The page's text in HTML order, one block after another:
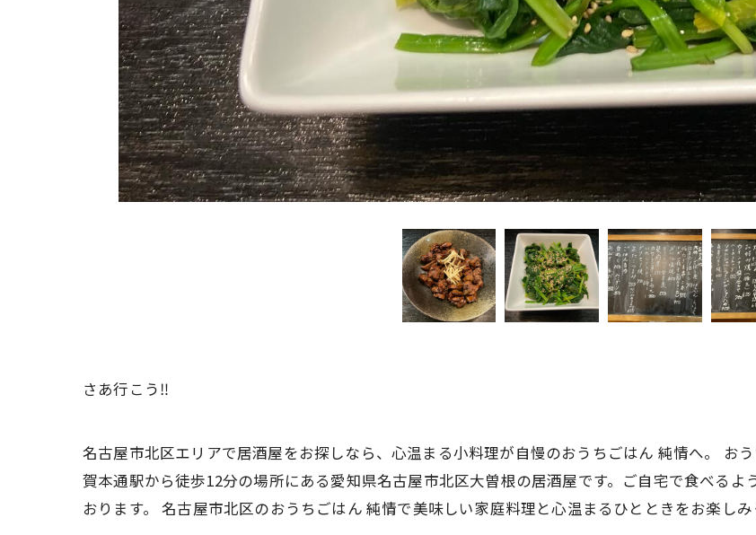
さあ行こう‼️
名古屋市北区エリアで居酒屋をお探しなら、心温まる小料理が自慢のおうちごはん 純情へ。 お
賀本通駅から徒歩12分の場所にある愛知県名古屋市北区大曽根の居酒屋です。ご自宅で食べる
おります。 名古屋市北区のおうちごはん 純情で美味しい家庭料理と心温まるひとときをお楽しみ